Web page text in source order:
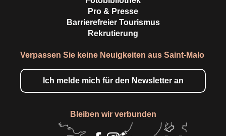
Verpassen Sie keine Neuigkeiten aus Saint-Malo
Ich melde mich für den Newsletter an
Bleiben wir verbunden
Pro & Presse
Barrierefreier Tourismus
Rekrutierung